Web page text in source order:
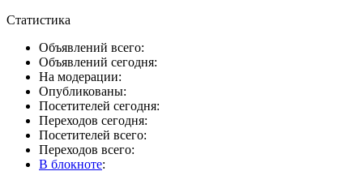
Статистика
Объявлений всего:
Объявлений сегодня:
На модерации:
Опубликованы:
Посетителей сегодня:
Переходов сегодня:
Посетителей всего:
Переходов всего:
В блокноте: